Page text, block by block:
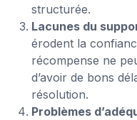
structurée.
Lacunes du
érodent la
récompense ne
d’avoir de bons
résolution.
Problèmes